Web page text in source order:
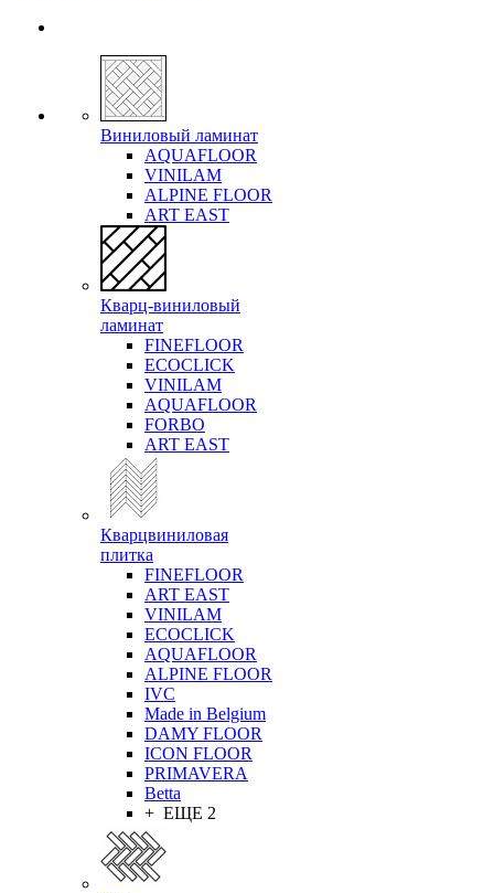
Виниловый ламинат
AQUAFLOOR
VINILAM
ALPINE FLOOR
ART EAST
Кварц-виниловый
ламинат
FINEFLOOR
ECOCLICK
VINILAM
AQUAFLOOR
FORBO
ART EAST
Кварцвиниловая
плитка
FINEFLOOR
ART EAST
VINILAM
ECOCLICK
AQUAFLOOR
ALPINE FLOOR
IVC
Made in Belgium
DAMY FLOOR
ICON FLOOR
PRIMAVERA
Betta
+ ЕЩЕ 2